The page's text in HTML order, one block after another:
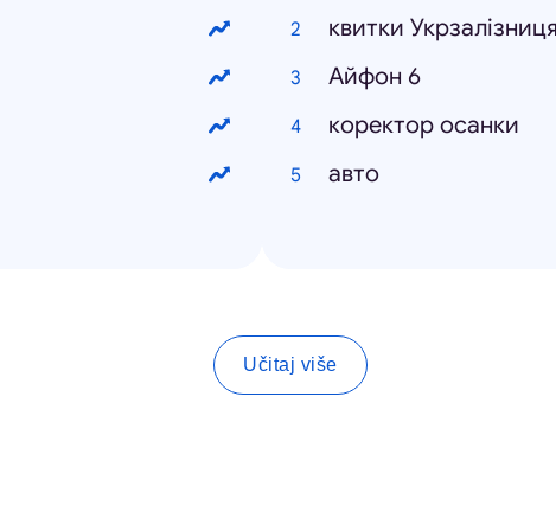
квитки
Айфон 6
коректор осанки
авто
Učitaj više